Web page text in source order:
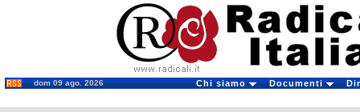
dom 09 ago. 2026 Chi siamo Documenti